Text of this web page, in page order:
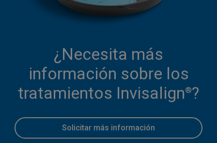
¿Necesita más
información sobre los
tratamientos Invisalign®?
Solicitar más información